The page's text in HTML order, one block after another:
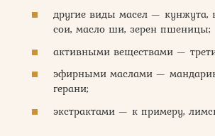
другие виды масел — кунжута,
сои, масло ши, зерен пшеницы;
активными веществами —
эфирными маслами —
герани;
экстрактами — к примеру,